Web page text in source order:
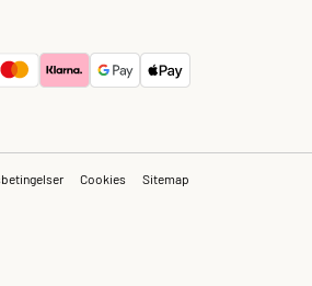
Cookies Sitemap